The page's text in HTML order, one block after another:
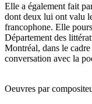
Elle a également fait
dont deux lui ont valu
francophone. Elle
Département des
Montréal, dans le
conversation avec la
Oeuvres par